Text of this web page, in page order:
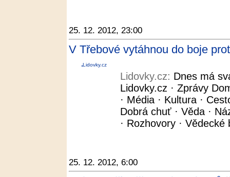
25. 12. 2012, 23:00
V Třebové vytáhnou do boje
Lidovky.cz
Lidovky.cz: Dnes má
Lidovky.cz · Zprávy
· Média · Kultura ·
Dobrá chuť · Věda ·
· Rozhovory ·
25. 12. 2012, 6:00